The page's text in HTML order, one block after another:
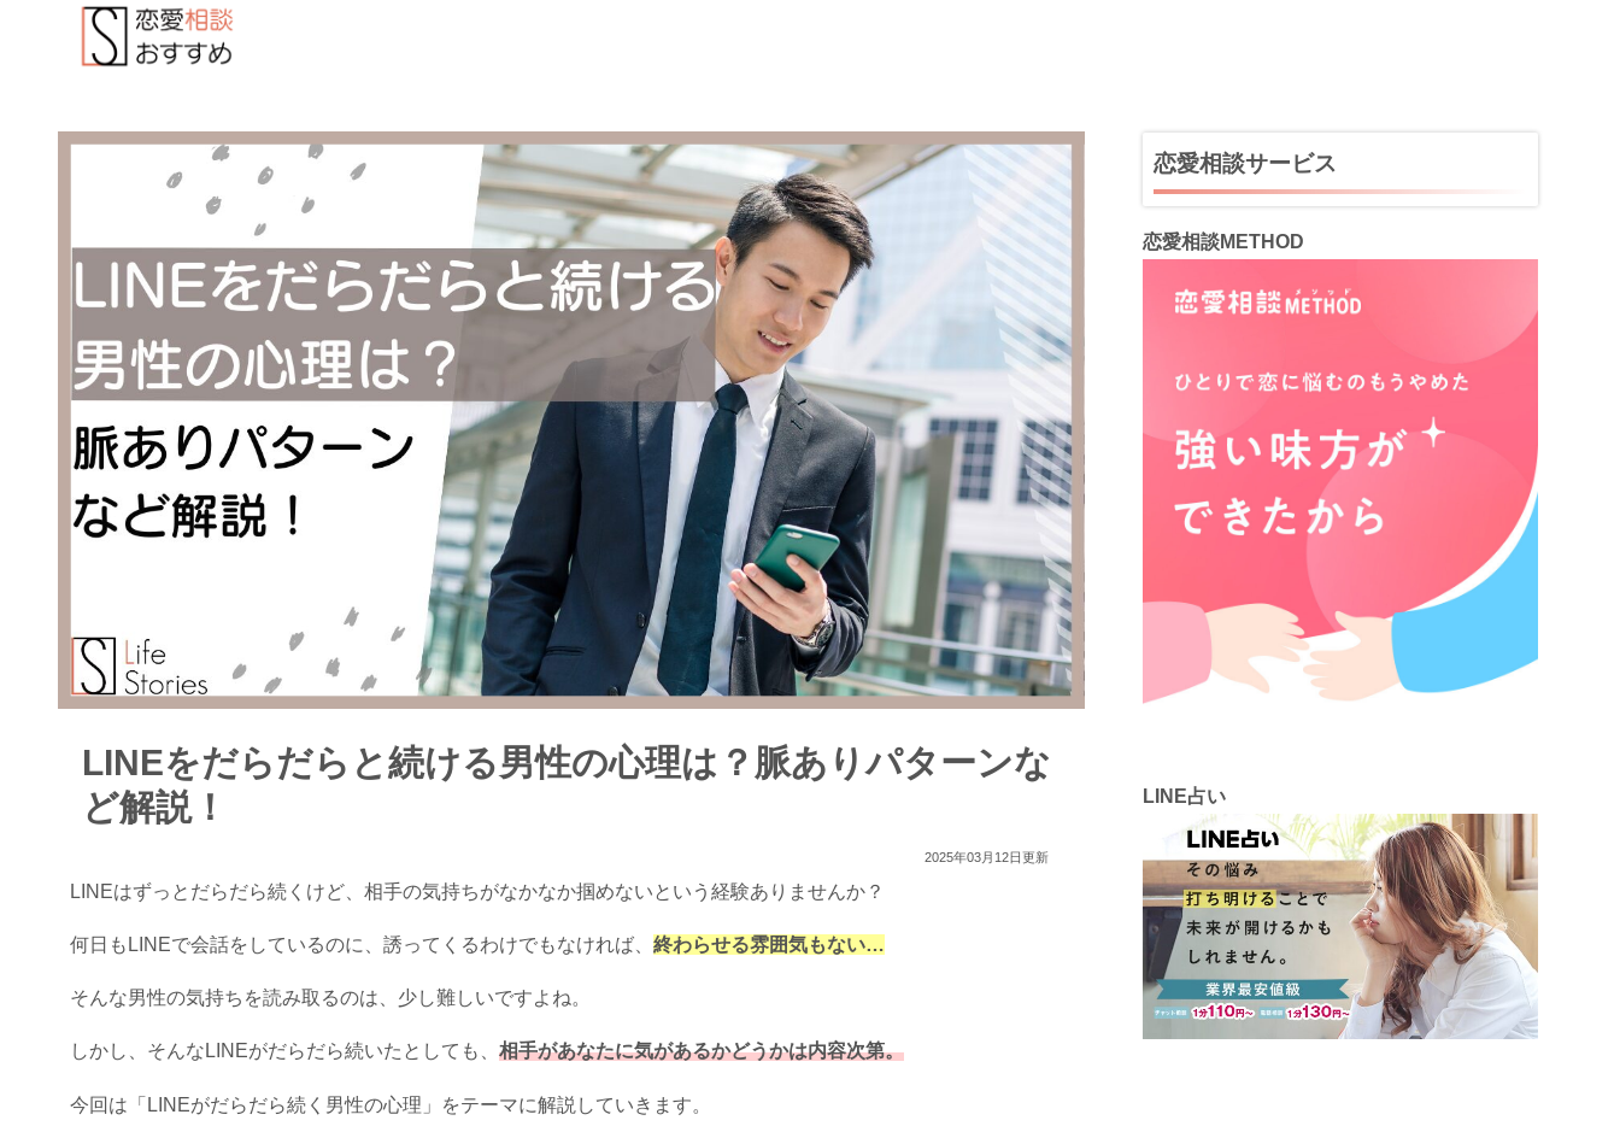
LINEをだらだらと続ける男性の心理は？脈ありパターンな
ど解説！
2025年03月12日更新
LINEはずっとだらだら続くけど、相手の気持ちがなかなか掴めないという経験ありませんか？
何日もLINEで会話をしているのに、誘ってくるわけでもなければ、 終わらせる雰囲気もない…
そんな男性の気持ちを読み取るのは、少し難しいですよね。
しかし、そんなLINEがだらだら続いたとしても、 相手があなたに気があるかどうかは内容次第。
今回は「LINEがだらだら続く男性の心理」をテーマに解説していきます。
恋愛相談サービス
恋愛相談METHOD
LINE占い